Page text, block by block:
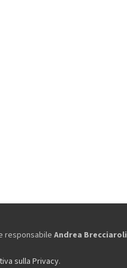
responsabileAndrea Brecciaroli
sulla Privacy.